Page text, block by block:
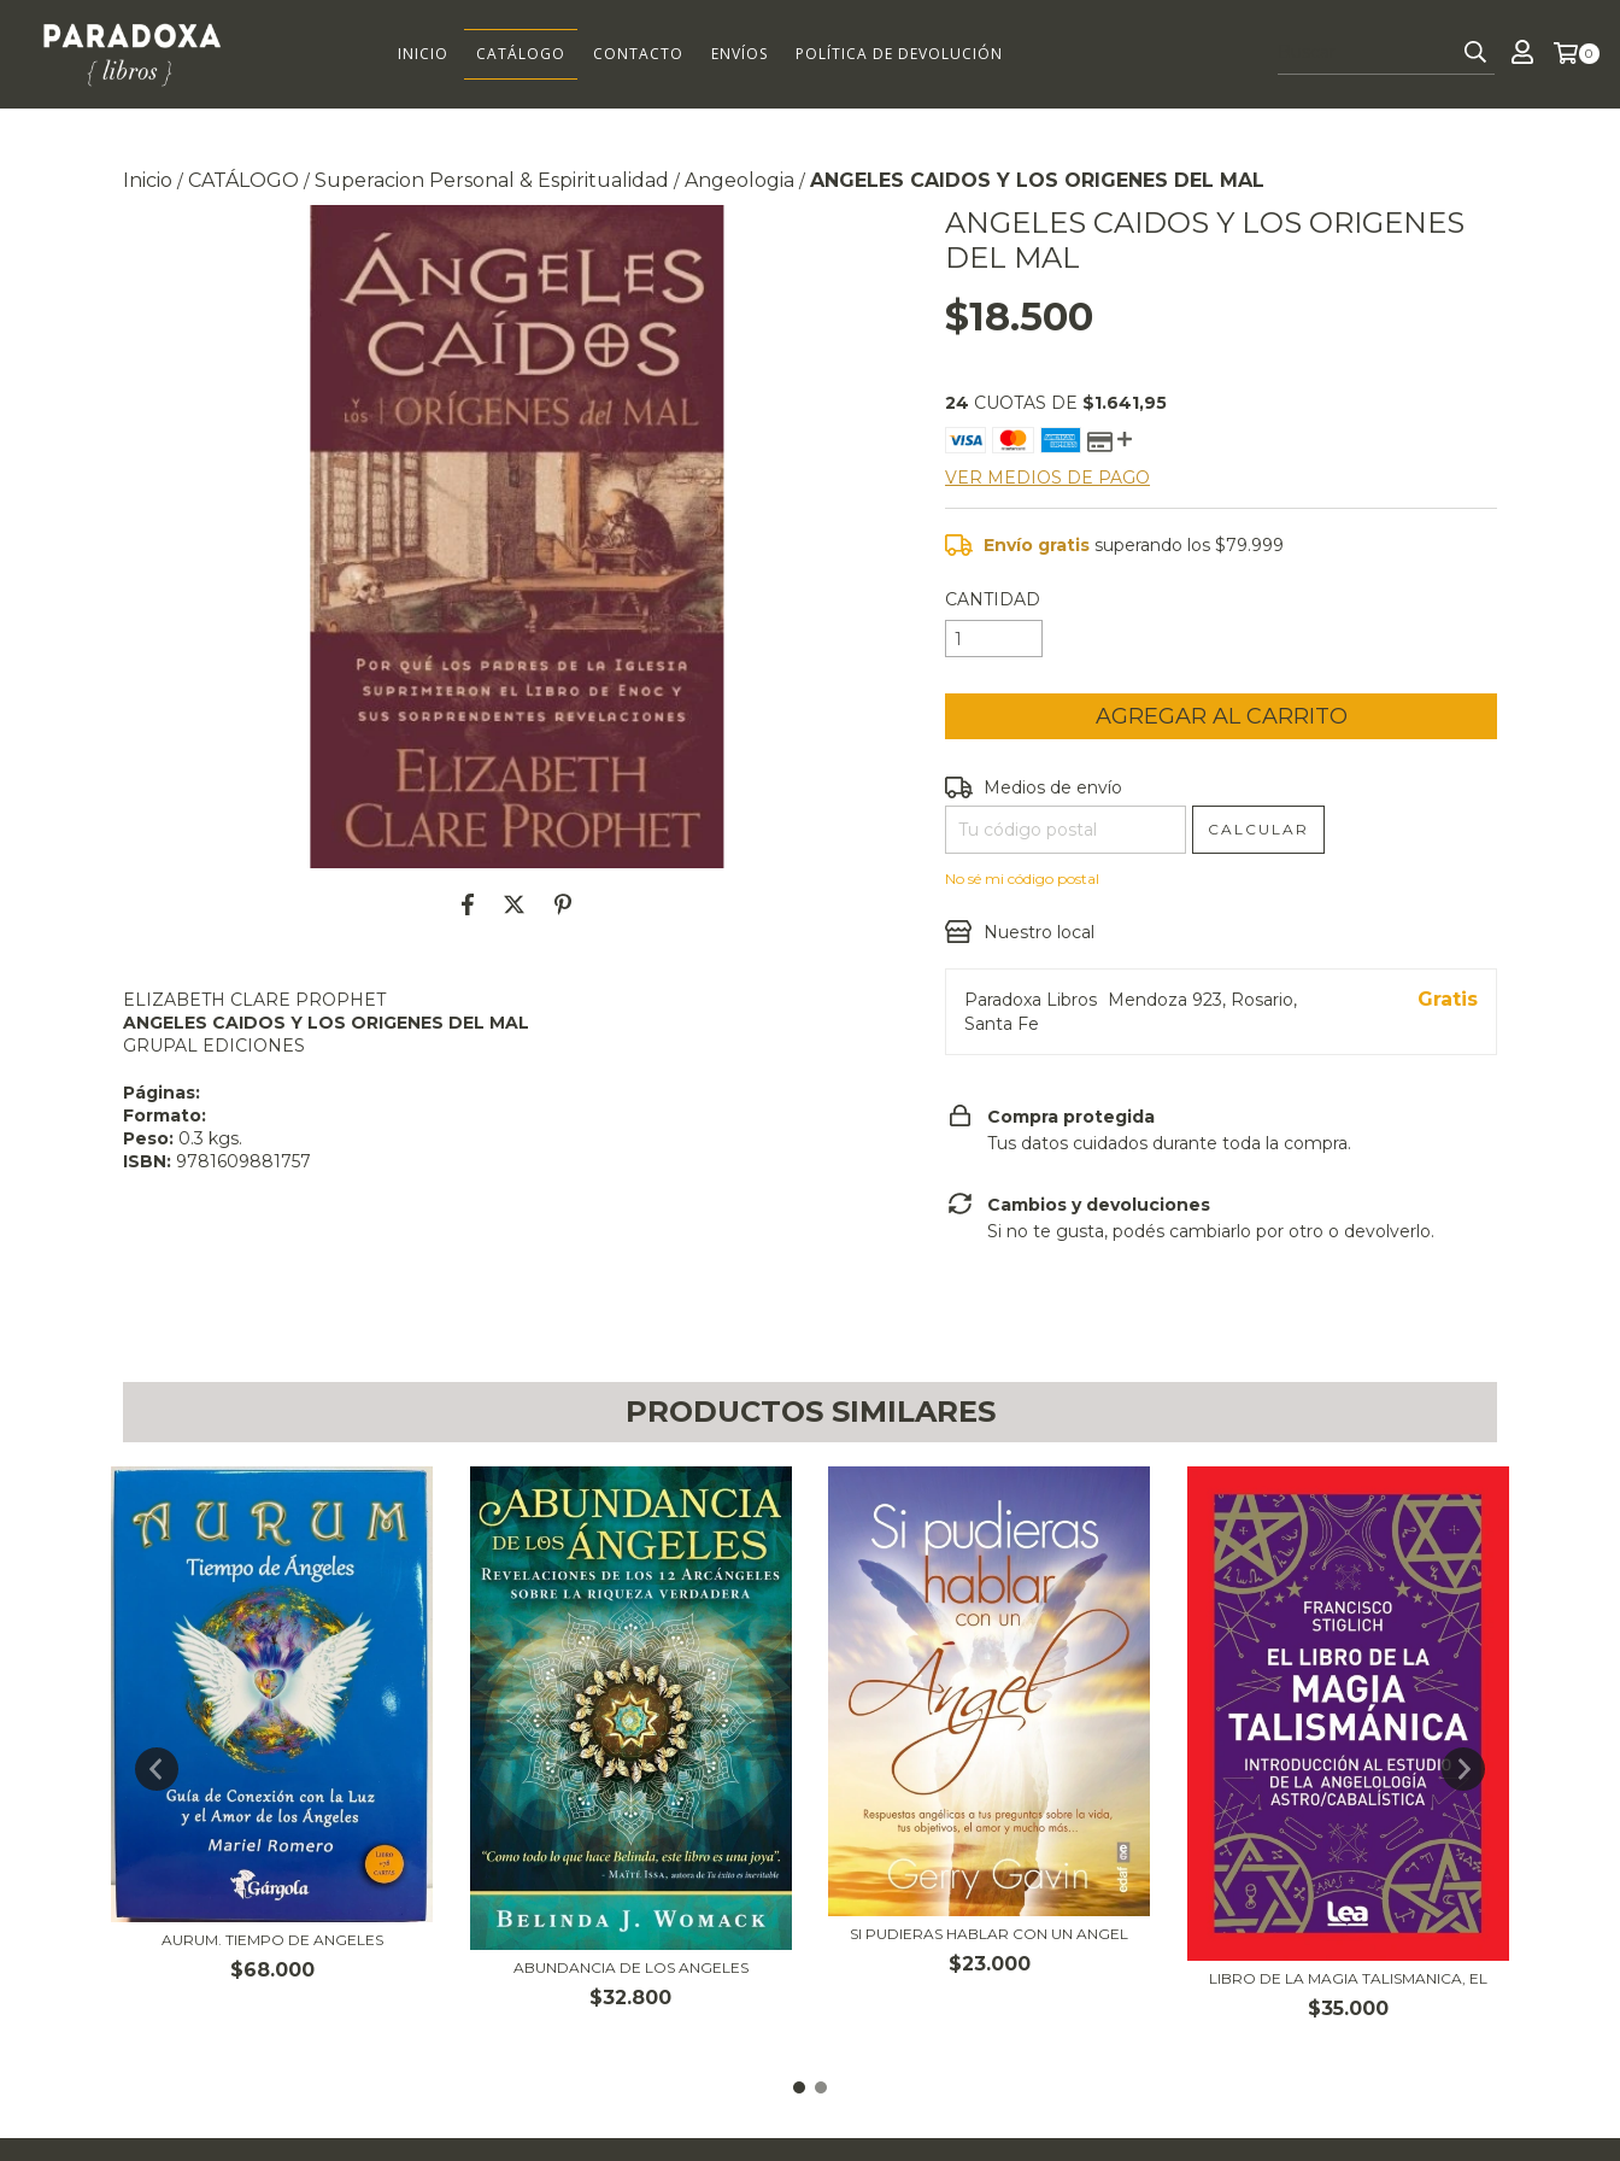
INICIO CATÁLOGO CONTACTO ENVÍOS POLÍTICA DE DEVOLUCIÓN 0
Inicio / CATÁLOGO / Superacion Personal & Espiritualidad / Angeologia / ANGELES CAIDOS Y LOS ORIGENES DEL MAL
ELIZABETH CLARE PROPHET
ANGELES CAIDOS Y LOS ORIGENES DEL MAL
GRUPAL EDICIONES
Páginas:
Formato:
Peso: 0.3 kgs.
ISBN: 9781609881757
ANGELES CAIDOS Y LOS ORIGENES
DEL MAL
$18.500
24 CUOTAS DE $1.641,95
VER MEDIOS DE PAGO
Envío gratis superando los$79.999
CANTIDAD
Entregas para el CP:
Medios de envío
CALCULAR
No sé mi código postal
Nuestro local
Paradoxa Libros
Mendoza 923, Rosario,
Santa Fe
Gratis
Compra protegida
Tus datos cuidados durante toda la compra.
Cambios y devoluciones
Si no te gusta, podés cambiarlo por otro o devolverlo.
PRODUCTOS SIMILARES
AURUM. TIEMPO DE ANGELES
$68.000 ABUNDANCIA DE LOS ANGELES
$32.800
SI PUDIERAS HABLAR CON UN ANGEL
$23.000
LIBRO DE LA MAGIA TALISMANICA, EL
$35.000